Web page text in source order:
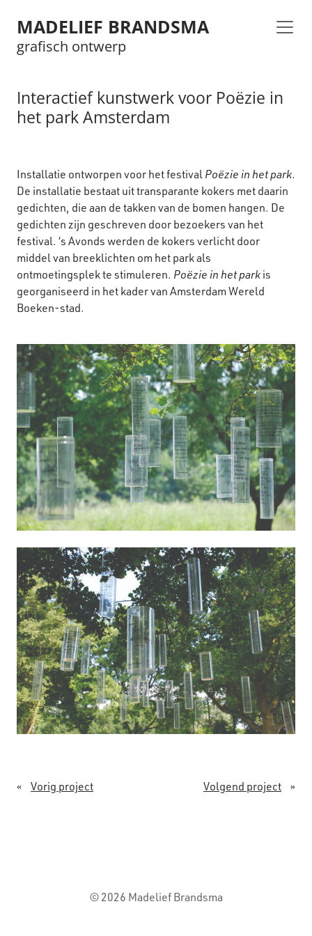
MADELIEF BRANDSMA
grafisch ontwerp
Interactief kunstwerk voor Poëzie in
het park Amsterdam
Installatie ontworpen voor het festival Poëzie in het park.
De installatie bestaat uit transparante kokers met daarin
gedichten, die aan de takken van de bomen hangen. De
gedichten zijn geschreven door bezoekers van het
festival. ‘s Avonds werden de kokers verlicht door
middel van breeklichten om het park als
ontmoetingsplek te stimuleren. Poëzie in het park is
georganiseerd in het kader van Amsterdam Wereld
Boeken-stad.
« Vorig project Volgend project »
© 2026 Madelief Brandsma